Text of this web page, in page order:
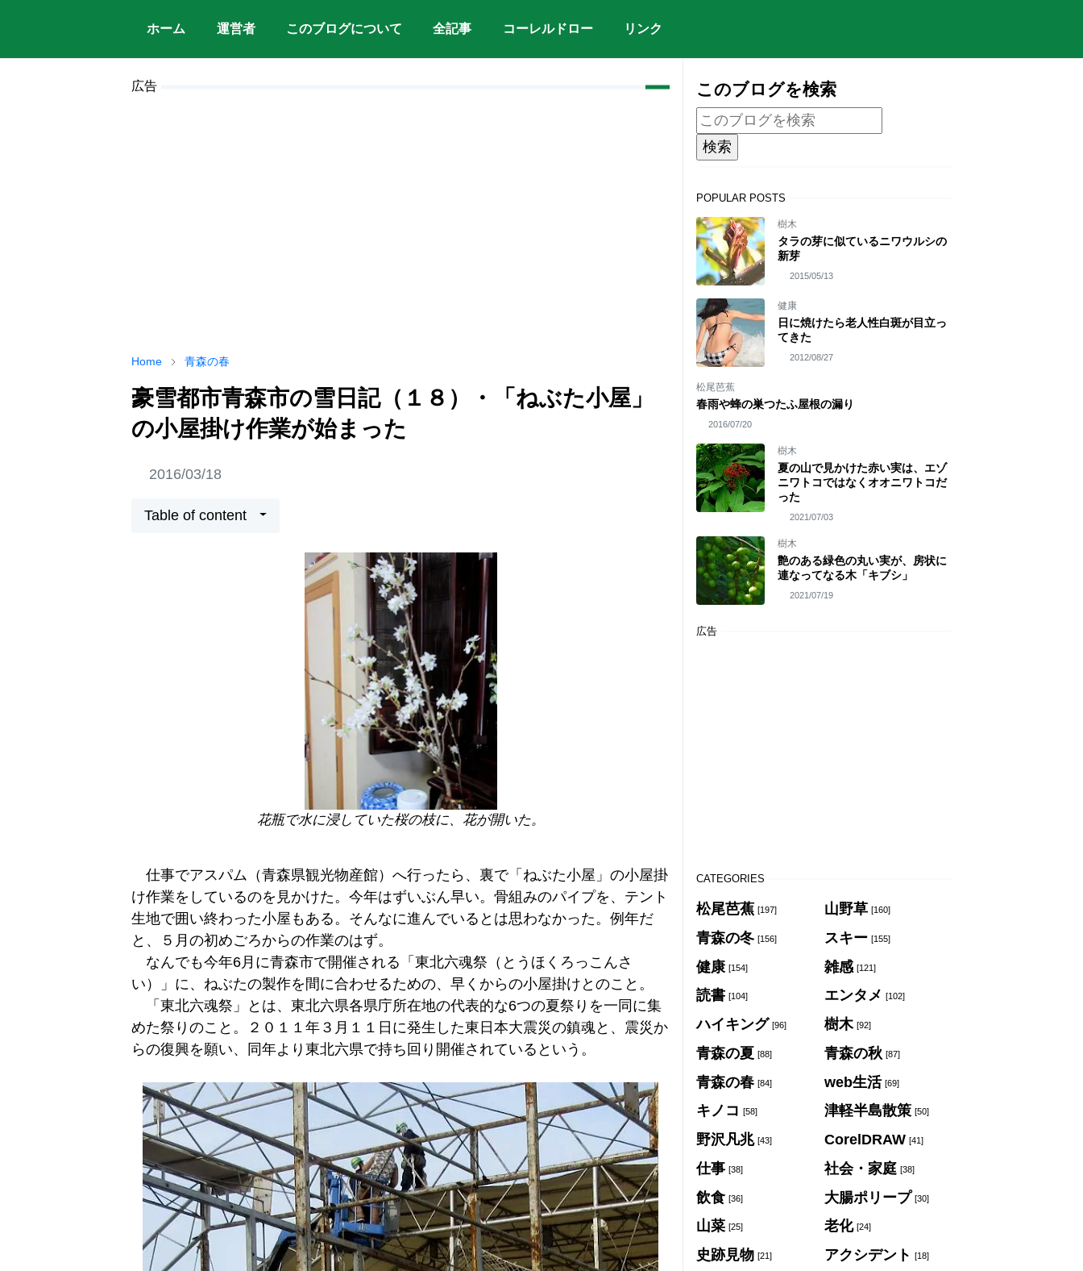
ホーム 運営者 このブログについて 全記事 コーレルドロー リンク
広告
Home 青森の春
豪雪都市青森市の雪日記（１８）・「ねぶた小屋」
の小屋掛け作業が始まった
2016/03/18
Table of content
花瓶で水に浸していた桜の枝に、花が開いた。
仕事でアスパム（青森県観光物産館）へ行ったら、裏で「ねぶた小屋」の小屋掛
け作業をしているのを見かけた。今年はずいぶん早い。骨組みのパイプを、テント
生地で囲い終わった小屋もある。そんなに進んでいるとは思わなかった。例年だ
と、５月の初めごろからの作業のはず。
なんでも今年6月に青森市で開催される「東北六魂祭（とうほくろっこんさ
い）」に、ねぶたの製作を間に合わせるための、早くからの小屋掛けとのこと。
「東北六魂祭」とは、東北六県各県庁所在地の代表的な6つの夏祭りを一同に集
めた祭りのこと。２０１１年３月１１日に発生した東日本大震災の鎮魂と、震災か
らの復興を願い、同年より東北六県で持ち回り開催されているという。
このブログを検索
POPULAR POSTS
樹木
タラの芽に似ているニワウルシの
新芽
2015/05/13
健康
日に焼けたら老人性白斑が目立っ
てきた
2012/08/27
松尾芭蕉
春雨や蜂の巣つたふ屋根の漏り
2016/07/20
樹木
夏の山で見かけた赤い実は、エゾ
ニワトコではなくオオニワトコだ
った
2021/07/03
樹木
艶のある緑色の丸い実が、房状に
連なってなる木「キブシ」
2021/07/19
広告
CATEGORIES
松尾芭蕉 [197] 山野草 [160]
青森の冬 [156] スキー [155]
健康 [154] 雑感 [121]
読書 [104] エンタメ [102]
ハイキング [96] 樹木 [92]
青森の夏 [88] 青森の秋 [87]
青森の春 [84] web生活 [69]
キノコ [58] 津軽半島散策 [50]
野沢凡兆 [43] CorelDRAW [41]
仕事 [38] 社会・家庭 [38]
飲食 [36] 大腸ポリープ [30]
山菜 [25] 老化 [24]
史跡見物 [21] アクシデント [18]